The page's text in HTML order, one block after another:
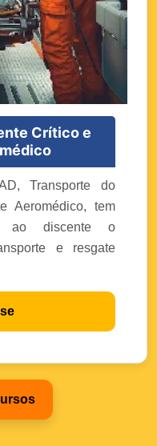
Crítico e
Transporte do
Aeromédico, tem
ao discente o
e resgate